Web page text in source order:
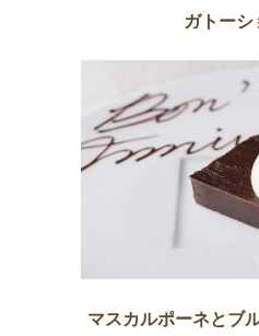
ガトーシ
マスカルポーネとブ